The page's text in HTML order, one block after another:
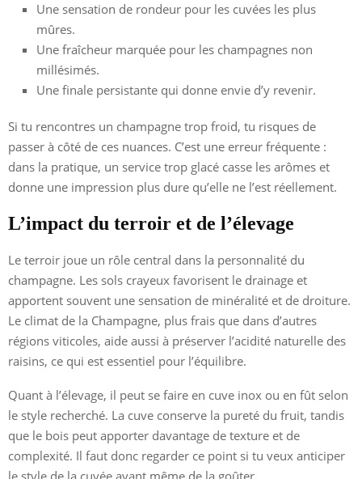
Une sensation de rondeur pour les cuvées les plus
mûres.
Une fraîcheur marquée pour les champagnes non
millésimés.
Une finale persistante qui donne envie d’y revenir.
Si tu rencontres un champagne trop froid, tu risques de
passer à côté de ces nuances. C’est une erreur fréquente :
dans la pratique, un service trop glacé casse les arômes et
donne une impression plus dure qu’elle ne l’est réellement.
L’impact du terroir et de l’élevage
Le terroir joue un rôle central dans la personnalité du
champagne. Les sols crayeux favorisent le drainage et
apportent souvent une sensation de minéralité et de droiture.
Le climat de la Champagne, plus frais que dans d’autres
régions viticoles, aide aussi à préserver l’acidité naturelle des
raisins, ce qui est essentiel pour l’équilibre.
Quant à l’élevage, il peut se faire en cuve inox ou en fût selon
le style recherché. La cuve conserve la pureté du fruit, tandis
que le bois peut apporter davantage de texture et de
complexité. Il faut donc regarder ce point si tu veux anticiper